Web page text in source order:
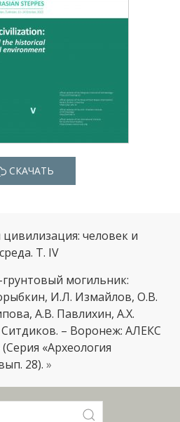
СКАЧАТЬ
цивилизация: человек и
T. IV
могильник:
И.Л. Измайлов, О.В.
А.В. Павлихин, А.Х.
Ситдиков. – Воронеж: АЛЕКС
«Археология
28). »